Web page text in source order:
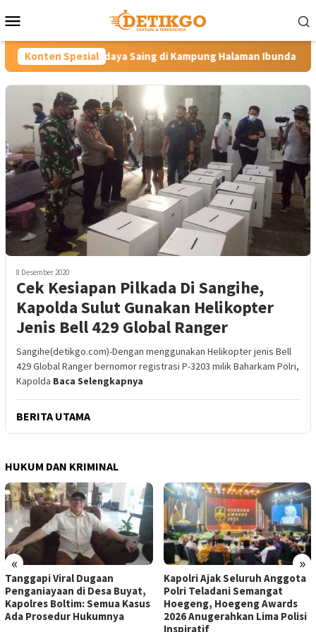
ke
Mobile
Konten Spesial
Saing di Kampung Halaman Ibunda Presiden
8 Desember 2020
Cek Kesiapan Pilkada Di Sangihe,
Kapolda Sulut Gunakan Helikopter
Jenis Bell 429 Global Ranger
Sangihe(detikgo.com)-Dengan menggunakan Helikopter jenis Bell
429 Global Ranger bernomor registrasi P-3203 milik Baharkam Polri,
Kapolda Baca Selengkapnya
BERITA UTAMA
HUKUM DAN KRIMINAL
« »
Tanggapi Viral Dugaan
Penganiayaan di Desa Buyat,
Kapolres Boltim: Semua Kasus
Ada Prosedur Hukumnya
Kapolri Ajak Seluruh Anggota
Polri Teladani Semangat
Hoegeng, Hoegeng Awards
2026 Anugerahkan Lima Polisi
Inspiratif